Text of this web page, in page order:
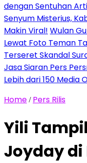
dengan Sentuhan
Senyum Misterius,
Makin Viral! Wulan
Lewat Foto Teman
Terseret Skandal
Jasa Siaran Pers
Lebih dari 150 Media
Home / Pers Rilis
Yili
Joyday